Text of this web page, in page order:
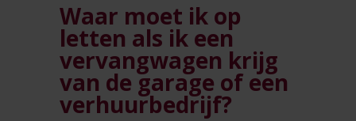
Waar moet ik op
letten als ik een
vervangwagen krijg
van de garage of een
verhuurbedrijf?